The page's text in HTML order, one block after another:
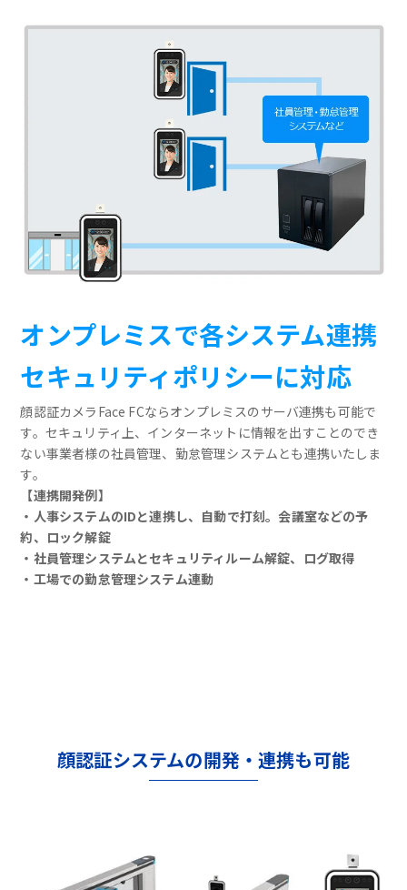
オンプレミスで各システム連携
セキュリティポリシーに対応
顔認証カメラFace FCならオンプレミスのサーバ連携も可能で
す。セキュリティ上、インターネットに情報を出すことのでき
ない事業者様の社員管理、勤怠管理システムとも連携いたしま
す。
【連携開発例】
・人事システムのIDと連携し、自動で打刻。会議室などの予
約、ロック解錠
・社員管理システムとセキュリティルーム解錠、ログ取得
・工場での勤怠管理システム連動
顔認証システムの開発・連携も可能